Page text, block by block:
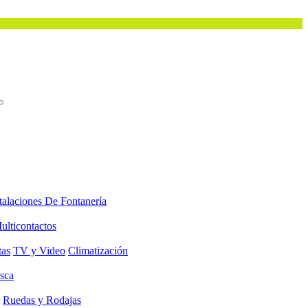
De Fontanería
TV y Video Climatización
Ruedas y Rodajas